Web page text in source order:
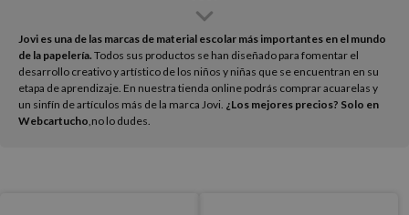
Jovi es una de las marcas de material escolar más importantes en el mundo
de la papelería. Todos sus productos se han diseñado para fomentar el
desarrollo creativo y artístico de los niños y niñas que se encuentran en su
etapa de aprendizaje. En nuestra tienda online podrás comprar acuarelas y
un sinfín de artículos más de la marca Jovi. ¿Los mejores precios? Solo en
Webcartucho no lo dudes.